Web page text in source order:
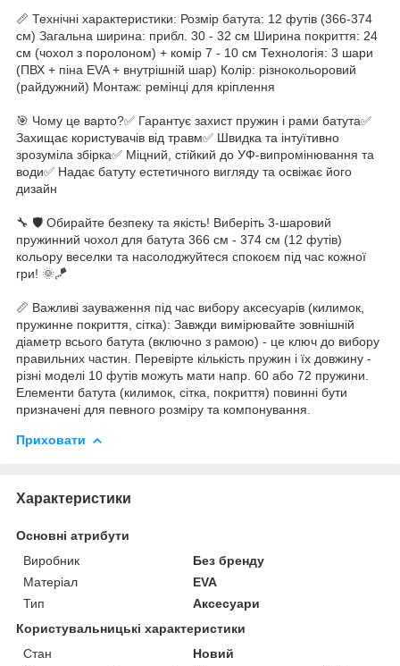
📏 Технічні характеристики: Розмір батута: 12 футів (366-374
см) Загальна ширина: прибл. 30 - 32 см Ширина покриття: 24
см (чохол з поролоном) + комір 7 - 10 см Технологія: 3 шари
(ПВХ + піна EVA + внутрішній шар) Колір: різнокольоровий
(райдужний) Монтаж: ремінці для кріплення
🎯 Чому це варто?✅ Гарантує захист пружин і рами батута✅
Захищає користувачів від травм✅ Швидка та інтуїтивно
зрозуміла збірка✅ Міцний, стійкий до УФ-випромінювання та
води✅ Надає батуту естетичного вигляду та освіжає його
дизайн
🔧 🛡️ Обирайте безпеку та якість! Виберіть 3-шаровий
пружинний чохол для батута 366 см - 374 см (12 футів)
кольору веселки та насолоджуйтеся спокоєм під час кожної
гри! 🌞🪁
📏 Важливі зауваження під час вибору аксесуарів (килимок,
пружинне покриття, сітка): Завжди вимірювайте зовнішній
діаметр всього батута (включно з рамою) - це ключ до вибору
правильних частин. Перевірте кількість пружин і їх довжину -
різні моделі 10 футів можуть мати напр. 60 або 72 пружини.
Елементи батута (килимок, сітка, покриття) повинні бути
призначені для певного розміру та компонування.
Приховати
Характеристики
Основні атрибути
Виробник
Без бренду
Матеріал
EVA
Тип
Аксесуари
Користувальницькі характеристики
Стан
Новий